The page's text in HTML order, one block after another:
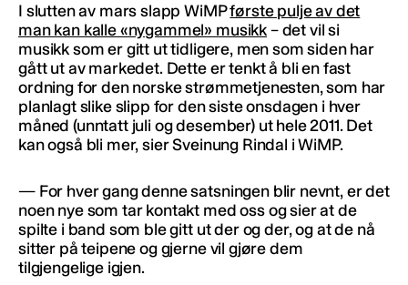
I slutten av mars slapp WiMPførste pulje av det
man kan kalle «nygammel» musikk– det vil si
musikk som er gitt ut tidligere, men som siden har
gått ut av markedet. Dette er tenkt å bli en fast
ordning for den norske strømmetjenesten, som har
planlagt slike slipp for den siste onsdagen i hver
måned (unntatt juli og desember) ut hele 2011. Det
kan også bli mer, sier Sveinung Rindal i WiMP.
— For hver gang denne satsningen blir nevnt, er det
noen nye som tar kontakt med oss og sier at de
spilte i band som ble gitt ut der og der, og at de nå
sitter på teipene og gjerne vil gjøre dem
tilgjengelige igjen.